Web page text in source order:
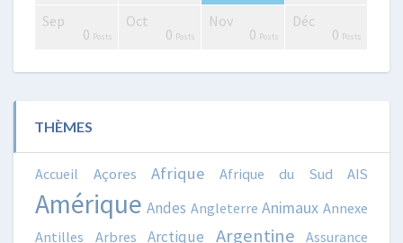
Sep
0 Posts
Oct
0 Posts
Nov
0 Posts
Déc
0 Posts
THÈMES
Accueil Açores Afrique Afrique du Sud AIS
Amérique Andes Angleterre Animaux Annexe
Antilles
Arbres Arctique Argentine Assurance